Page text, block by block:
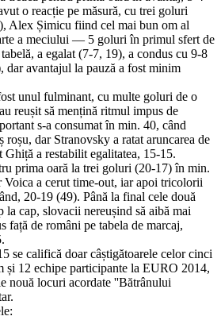
o reacție pe măsură, cu trei goluri
Alex Șimicu fiind cel mai bun om al
a meciului — 5 goluri în primul sfert de
a egalat (7-7, 19), a condus cu 9-8
dar avantajul la pauză a fost minim
unul fulminant, cu multe goluri de o
reușit să mențină ritmul impus de
s-a consumat în min. 40, când
dar Stranovsky a ratat aruncarea de
a restabilit egalitatea, 15-15.
prima oară la trei goluri (20-17) în min.
a cerut time-out, iar apoi tricolorii
20-19 (49). Până la final cele două
la cap, slovacii nereușind să aibă mai
față de români pe tabela de marcaj,
se califică doar câștigătoarele celor cinci
și 12 echipe participante la EURO 2014,
nouă locuri acordate ''Bătrânului